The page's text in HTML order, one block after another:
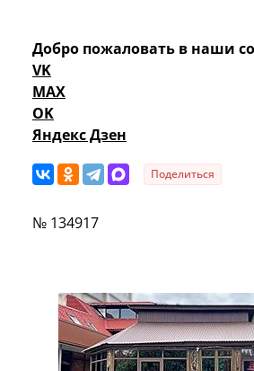
Добро пожаловать в наши
VK
MAX
OK
Яндекс Дзен
Поделиться
№ 134917